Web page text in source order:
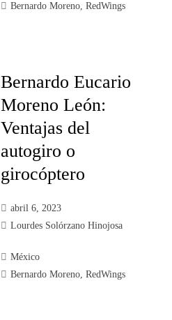
Bernardo Moreno, RedWings
Bernardo Eucario
Moreno León:
Ventajas del
autogiro o
girocóptero
abril 6, 2023
Lourdes Solórzano Hinojosa
México
Bernardo Moreno, RedWings